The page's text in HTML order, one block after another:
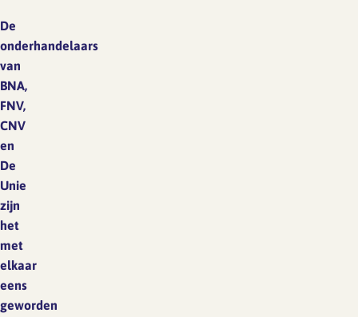
De
onderhandelaars
van
BNA,
FNV,
CNV
en
De
Unie
zijn
het
met
elkaar
eens
geworden